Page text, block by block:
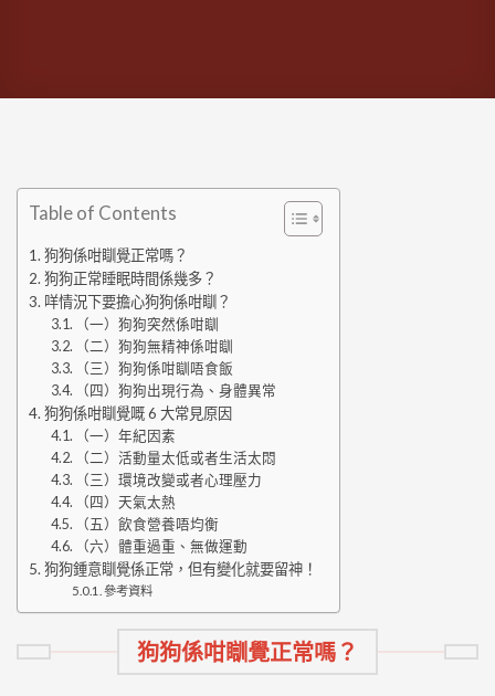
Table of Contents
狗狗係咁瞓覺正常嗎？
狗狗正常睡眠時間係幾多？
咩情況下要擔心狗狗係咁瞓？
（一）狗狗突然係咁瞓
（二）狗狗無精神係咁瞓
（三）狗狗係咁瞓唔食飯
（四）狗狗出現行為、身體異常
狗狗係咁瞓覺嘅 6 大常見原因
（一）年紀因素
（二）活動量太低或者生活太悶
（三）環境改變或者心理壓力
（四）天氣太熱
（五）飲食營養唔均衡
（六）體重過重、無做運動
狗狗鍾意瞓覺係正常，但有變化就要留神！
參考資料
狗狗係咁瞓覺正常嗎？